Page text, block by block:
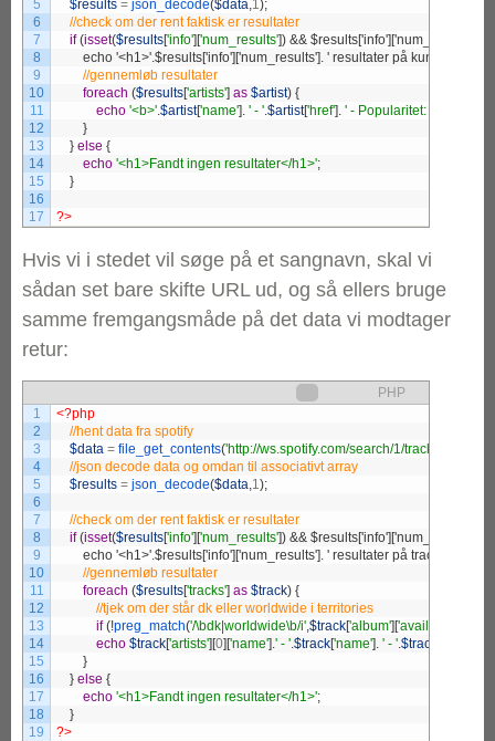
5
6
7
8
9
10
11
12
13
14
15
16
17
$results = json_decode($data,1);
if (isset($results['info'] ['num_results'])
echo '<h1>'.$results['info']['num_results']. ' resultater på
foreach ($results['artists'] as $artist) {
echo '<b>'.$artist['name']. ' - '.$artist['href']. ' - Popularitet: '
}
} else {
echo '<h1>Fandt ingen resultater</h1>';
}
?>
Hvis vi i stedet vil søge på et sangnavn, skal vi
sådan set bare skifte URL ud, og så ellers bruge
samme fremgangsmåde på det data vi modtager
retur:
PHP
1
2
3
4
5
6
7
8
9
10
11
12
13
14
15
16
17
18
19
<?php
$data = file_get_contents('http://ws.spotify.com/search/1/
$results = json_decode($data,1);
if (isset($results['info'] ['num_results'])
echo '<h1>'.$results['info']['num_results']. ' resultater på tracket The
foreach ($results['tracks'] as $track) {
if (!preg_match('/\bdk|worldwide\b/i',$track['album'] ['availability'
echo $track['artists'] [0] ['name'].' - '.$track['name']. ' - '.$track
}
} else {
echo '<h1>Fandt ingen resultater</h1>';
}
?>